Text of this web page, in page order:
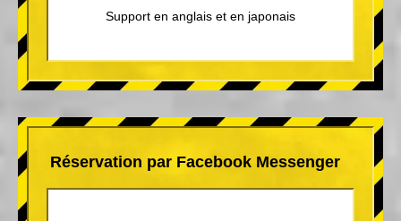
Support en anglais et en japonais
Réservation par Facebook Messenger